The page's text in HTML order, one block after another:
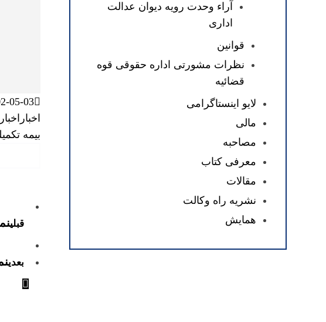
05-03
اخبار
بیمه
قبلی
بعدی
آراء وحدت رویه دیوان عدالت
اداری
قوانین
نظرات مشورتی اداره حقوقی قوه
قضائیه
لایو اینستاگرامی
مالی
مصاحبه
معرفی کتاب
مقالات
نشریه راه وکالت
همایش